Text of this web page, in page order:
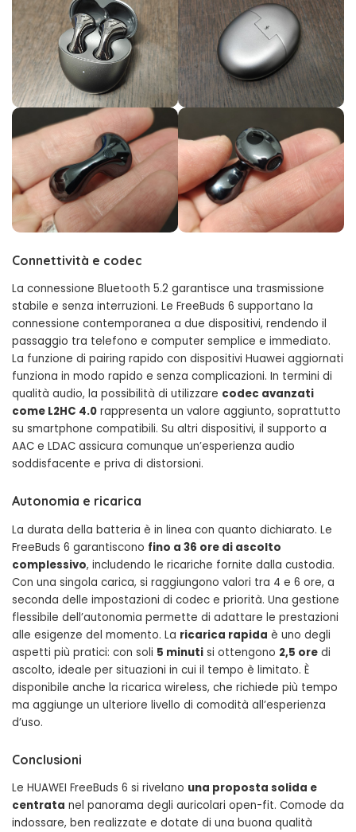
Connettività e codec
La connessione Bluetooth 5.2 garantisce una trasmissione
stabile e senza interruzioni. Le FreeBuds 6 supportano la
connessione contemporanea a due dispositivi, rendendo il
passaggio tra telefono e computer semplice e immediato.
La funzione di pairing rapido con dispositivi Huawei aggiornati
funziona in modo rapido e senza complicazioni. In termini di
qualità audio, la possibilità di utilizzare codec avanzati
come L2HC 4.0 rappresenta un valore aggiunto, soprattutto
su smartphone compatibili. Su altri dispositivi, il supporto a
AAC e LDAC assicura comunque un’esperienza audio
soddisfacente e priva di distorsioni.
Autonomia e ricarica
La durata della batteria è in linea con quanto dichiarato. Le
FreeBuds 6 garantiscono fino a 36 ore di ascolto
complessivo, includendo le ricariche fornite dalla custodia.
Con una singola carica, si raggiungono valori tra 4 e 6 ore, a
seconda delle impostazioni di codec e priorità. Una gestione
flessibile dell’autonomia permette di adattare le prestazioni
alle esigenze del momento. La ricarica rapida è uno degli
aspetti più pratici: con soli 5 minuti si ottengono 2,5 ore di
ascolto, ideale per situazioni in cui il tempo è limitato. È
disponibile anche la ricarica wireless, che richiede più tempo
ma aggiunge un ulteriore livello di comodità all’esperienza
d’uso.
Conclusioni
Le HUAWEI FreeBuds 6 si rivelano una proposta solida e
centrata nel panorama degli auricolari open-fit. Comode da
indossare, ben realizzate e dotate di una buona qualità